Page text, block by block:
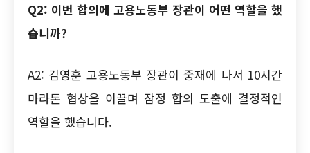
Q2: 이번 합의에 고용노동부 장관이 어떤 역할을 했
습니까?
A2: 김영훈 고용노동부 장관이 중재에 나서 10시간
마라톤 협상을 이끌며 잠정 합의 도출에 결정적인
역할을 했습니다.